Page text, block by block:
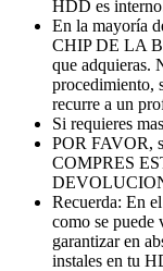
HDD es
En la mayoría
CHIP DE LA
que adquieras.
procedimiento,
recurre a un
Si requieres
POR FAVOR,
COMPRES
Recuerda: En
como se puede
garantizar en
instales en tu